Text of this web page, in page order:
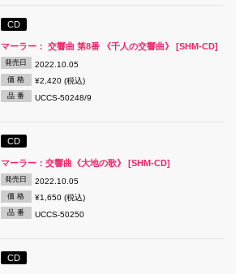
CD
マーラー： 交響曲 第8番 《千人の交響曲》 [SHM-CD]
発売日 2022.10.05
価 格 ¥2,420 (税込)
品 番 UCCS-50248/9
CD
マーラー：交響曲《大地の歌》 [SHM-CD]
発売日 2022.10.05
価 格 ¥1,650 (税込)
品 番 UCCS-50250
CD